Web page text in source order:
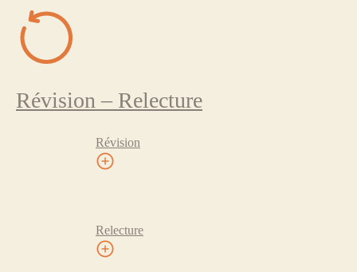
Révision – Relecture
Révision
Relecture